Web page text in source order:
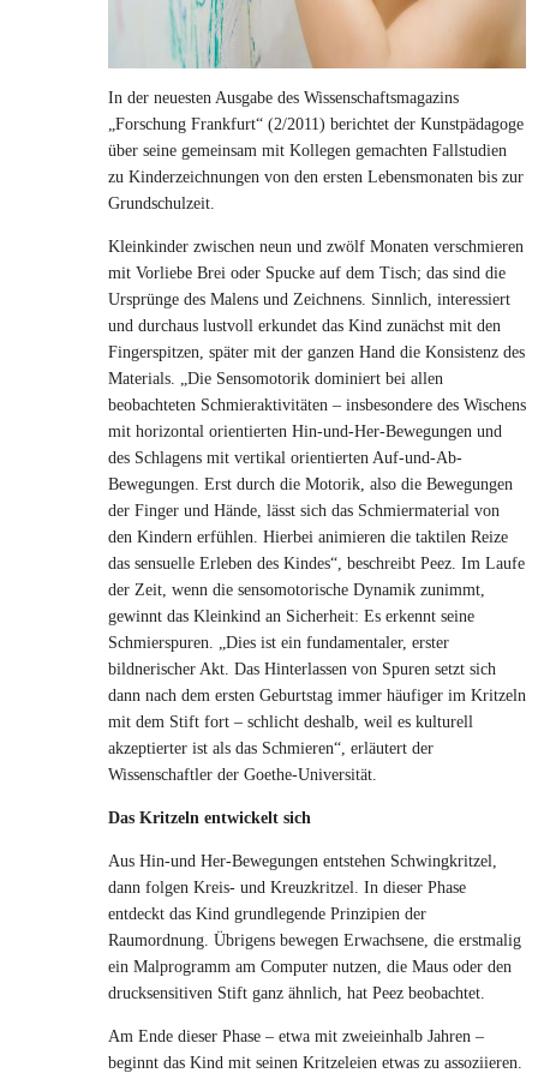
In der neuesten Ausgabe des Wissenschaftsmagazins
„Forschung Frankfurt“ (2/2011) berichtet der Kunstpädagoge
über seine gemeinsam mit Kollegen gemachten Fallstudien
zu Kinderzeichnungen von den ersten Lebensmonaten bis zur
Grundschulzeit.
Kleinkinder zwischen neun und zwölf Monaten verschmieren
mit Vorliebe Brei oder Spucke auf dem Tisch; das sind die
Ursprünge des Malens und Zeichnens. Sinnlich, interessiert
und durchaus lustvoll erkundet das Kind zunächst mit den
Fingerspitzen, später mit der ganzen Hand die Konsistenz des
Materials. „Die Sensomotorik dominiert bei allen
beobachteten Schmieraktivitäten – insbesondere des Wischens
mit horizontal orientierten Hin-und-Her-Bewegungen und
des Schlagens mit vertikal orientierten Auf-und-Ab-
Bewegungen. Erst durch die Motorik, also die Bewegungen
der Finger und Hände, lässt sich das Schmiermaterial von
den Kindern erfühlen. Hierbei animieren die taktilen Reize
das sensuelle Erleben des Kindes“, beschreibt Peez. Im Laufe
der Zeit, wenn die sensomotorische Dynamik zunimmt,
gewinnt das Kleinkind an Sicherheit: Es erkennt seine
Schmierspuren. „Dies ist ein fundamentaler, erster
bildnerischer Akt. Das Hinterlassen von Spuren setzt sich
dann nach dem ersten Geburtstag immer häufiger im Kritzeln
mit dem Stift fort – schlicht deshalb, weil es kulturell
akzeptierter ist als das Schmieren“, erläutert der
Wissenschaftler der Goethe-Universität.
Das Kritzeln entwickelt sich
Aus Hin-und Her-Bewegungen entstehen Schwingkritzel,
dann folgen Kreis- und Kreuzkritzel. In dieser Phase
entdeckt das Kind grundlegende Prinzipien der
Raumordnung. Übrigens bewegen Erwachsene, die erstmalig
ein Malprogramm am Computer nutzen, die Maus oder den
drucksensitiven Stift ganz ähnlich, hat Peez beobachtet.
Am Ende dieser Phase – etwa mit zweieinhalb Jahren –
beginnt das Kind mit seinen Kritzeleien etwas zu assoziieren.